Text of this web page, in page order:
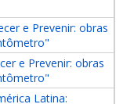
e Prevenir: obras
e Prevenir: obras
Latina: